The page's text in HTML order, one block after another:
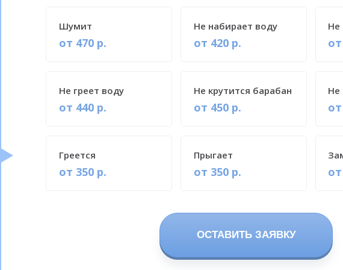
ОСТАВИТЬ ЗАЯВКУ
от 470 р.
Шумит
от 420 р.
Не набирает воду Не
от 440 р.
Не греет воду
от 450 р.
Не крутится барабан Не
от 350 р.
Греется
от 350 р.
Прыгает